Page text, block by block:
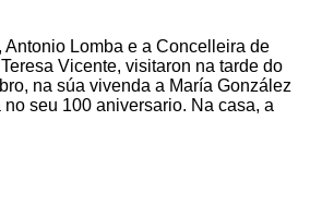
Antonio Lomba e a Concelleira de
Vicente, visitaron na tarde do
na súa vivenda a María González
seu 100 aniversario. Na casa, a